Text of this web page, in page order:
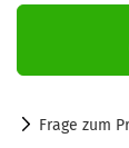
Frage zum